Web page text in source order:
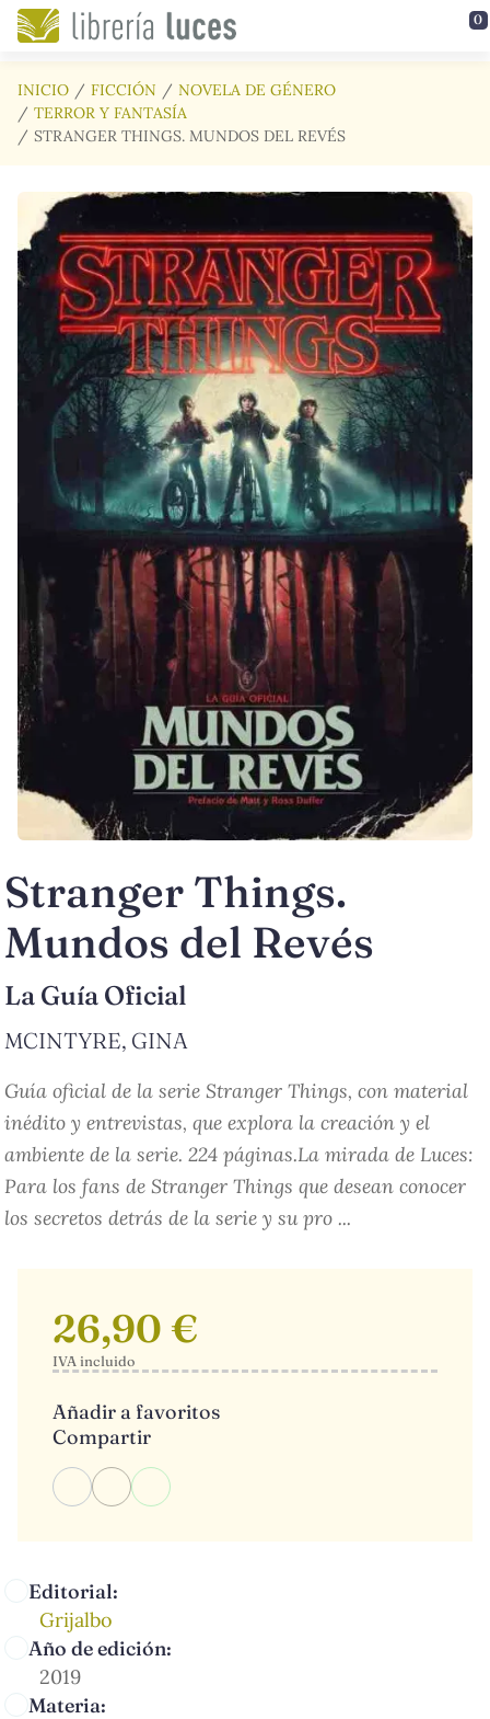
Saltar al contenido principal 0
INICIO FICCIÓN
NOVELA DE GÉNERO
TERROR Y FANTASÍA
STRANGER THINGS. MUNDOS DEL REVÉS
Stranger Things.
Mundos del Revés
La Guía Oficial
MCINTYRE, GINA
Guía oficial de la serie Stranger Things, con material
inédito y entrevistas, que explora la creación y el
ambiente de la serie. 224 páginas.La mirada de Luces:
Para los fans de Stranger Things que desean conocer
los secretos detrás de la serie y su pro ...
Editorial:
Grijalbo
Año de edición:
2019
Materia:
26,90 €
IVA incluido
Añadir a favoritos
Compartir